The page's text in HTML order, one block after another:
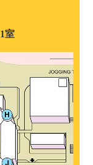
室